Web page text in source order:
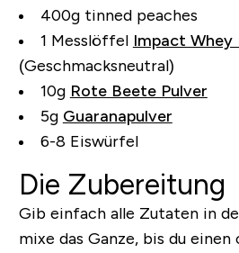
400g tinned peaches
1 Messlöffel Impact Whey
(Geschmacksneutral)
10g Rote Beete Pulver
5g Guaranapulver
6-8 Eiswürfel
Die Zubereitung
Gib einfach alle Zutaten in
mixe das Ganze, bis du einen